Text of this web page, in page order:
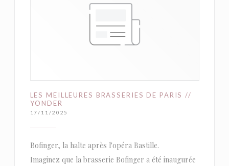
LES MEILLEURES BRASSERIES DE PARIS //
YONDER
17/11/2025
Bofinger, la halte après l'opéra Bastille.
Imaginez que la brasserie Bofinger a été inaugurée